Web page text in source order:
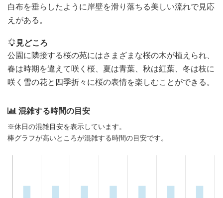
白布を垂らしたように岸壁を滑り落ちる美しい流れで見応
えがある。
見どころ
公園に隣接する桜の苑にはさまざまな桜の木が植えられ、
春は時期を違えて咲く桜、夏は青葉、秋は紅葉、冬は枝に
咲く雪の花と四季折々に桜の表情を楽しむことができる。
混雑する時間の目安
※休日の混雑目安を表示しています。
棒グラフが高いところが混雑する時間の目安です。